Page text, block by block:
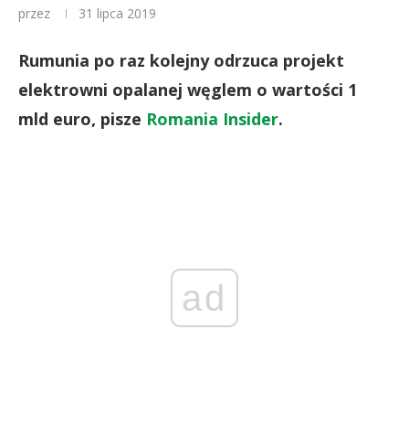
przez 31 lipca 2019
Rumunia po raz kolejny odrzuca projekt
elektrowni opalanej węglem o wartości 1
mld euro, pisze Romania Insider.
ad